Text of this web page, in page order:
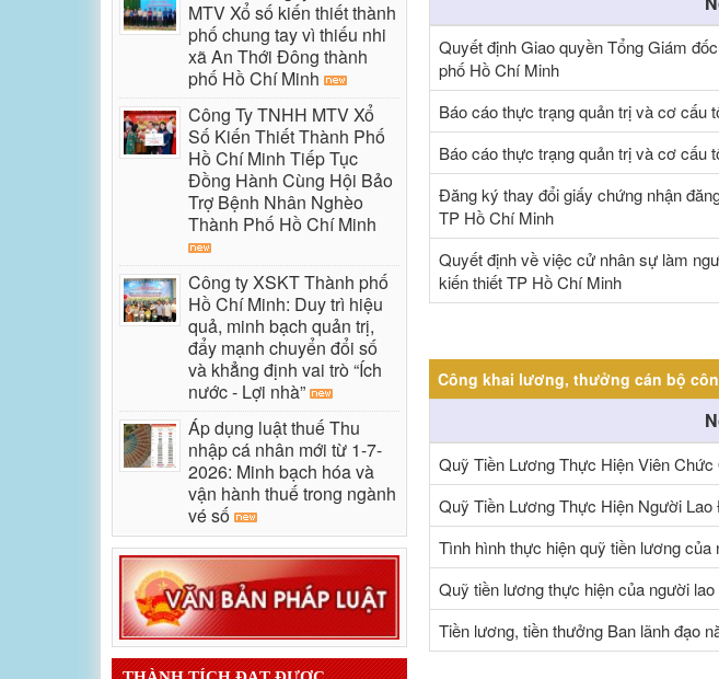
Quyết định Giao quyền Tổng Giám
phố Hồ Chí Minh
Báo cáo thực trạng quản trị và cơ cấu
Báo cáo thực trạng quản trị và cơ cấu
Đăng ký thay đổi giấy chứng nhận
TP Hồ Chí Minh
Quyết định về việc cử nhân sự làm
kiến thiết TP Hồ Chí Minh
Công khai lương, thưởng cán bộ
Quỹ Tiền Lương Thực Hiện Viên Chức
Quỹ Tiền Lương Thực Hiện Người Lao
Tình hình thực hiện quỹ tiền lương
Quỹ tiền lương thực hiện của người
Tiền lương, tiền thưởng Ban lãnh đạo
MTV Xổ số kiến thiết thành
phố chung tay vì thiếu nhi
xã An Thới Đông thành
phố Hồ Chí Minh
Công Ty TNHH MTV Xổ
Số Kiến Thiết Thành Phố
Hồ Chí Minh Tiếp Tục
Đồng Hành Cùng Hội Bảo
Trợ Bệnh Nhân Nghèo
Thành Phố Hồ Chí Minh
Công ty XSKT Thành phố
Hồ Chí Minh: Duy trì hiệu
quả, minh bạch quản trị,
đẩy mạnh chuyển đổi số
và khẳng định vai trò “Ích
nước - Lợi nhà”
Áp dụng luật thuế Thu
nhập cá nhân mới từ 1-7-
2026: Minh bạch hóa và
vận hành thuế trong ngành
vé số